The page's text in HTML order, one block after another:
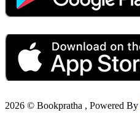
2026 © Bookpratha , Powered By